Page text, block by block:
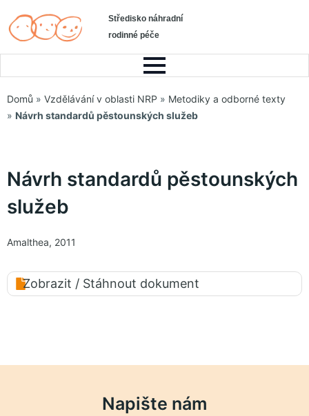
Středisko náhradní
rodinné péče
Domů » Vzdělávání v oblasti NRP » Metodiky a odborné texty
» Návrh standardů pěstounských služeb
Návrh standardů pěstounských
služeb
Amalthea, 2011
Zobrazit / Stáhnout dokument
Napište nám